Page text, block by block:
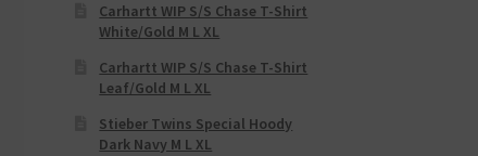
Carhartt WIP S/S Chase T-Shirt
White/Gold M L XL
Carhartt WIP S/S Chase T-Shirt
Leaf/Gold M L XL
Stieber Twins Special Hoody
Dark Navy M L XL